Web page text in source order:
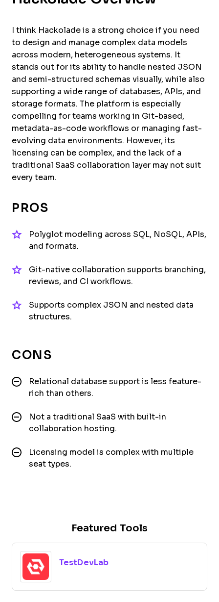
I think Hackolade is a strong choice if you need
to design and manage complex data models
across modern, heterogeneous systems. It
stands out for its ability to handle nested JSON
and semi-structured schemas visually, while also
supporting a wide range of databases, APIs, and
storage formats. The platform is especially
compelling for teams working in Git-based,
metadata-as-code workflows or managing fast-
evolving data environments. However, its
licensing can be complex, and the lack of a
traditional SaaS collaboration layer may not suit
every team.
PROS
Polyglot modeling across SQL, NoSQL, APIs,
and formats.
Git-native collaboration supports branching,
reviews, and CI workflows.
Supports complex JSON and nested data
structures.
CONS
Relational database support is less feature-
rich than others.
Not a traditional SaaS with built-in
collaboration hosting.
Licensing model is complex with multiple
seat types.
Featured Tools
TestDevLab